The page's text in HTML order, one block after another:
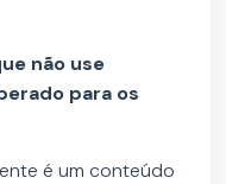
não use
para os
é um conteúdo